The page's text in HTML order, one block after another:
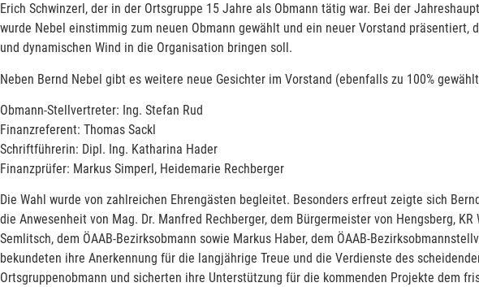
Erich Schwinzerl, der in der Ortsgruppe 15 Jahre als Obmann tätig war. Bei der
wurde Nebel einstimmig zum neuen Obmann gewählt und ein neuer Vorstand präsentiert,
und dynamischen Wind in die Organisation bringen soll.
Neben Bernd Nebel gibt es weitere neue Gesichter im Vorstand (ebenfalls zu 100%
Obmann-Stellvertreter: Ing. Stefan Rud
Finanzreferent: Thomas Sackl
Schriftführerin: Dipl. Ing. Katharina Hader
Finanzprüfer: Markus Simperl, Heidemarie Rechberger
Die Wahl wurde von zahlreichen Ehrengästen begleitet. Besonders erfreut zeigte sich
die Anwesenheit von Mag. Dr. Manfred Rechberger, dem Bürgermeister von Hengsberg, KR
Semlitsch, dem ÖAAB-Bezirksobmann sowie Markus Haber, dem ÖAAB-
bekundeten ihre Anerkennung für die langjährige Treue und die Verdienste des
Ortsgruppenobmann und sicherten ihre Unterstützung für die kommenden Projekte dem